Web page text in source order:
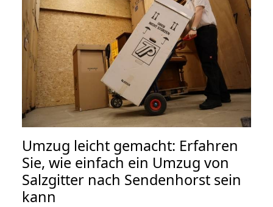
Umzug leicht gemacht: Erfahren
Sie, wie einfach ein Umzug von
Salzgitter nach Sendenhorst sein
kann